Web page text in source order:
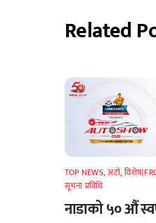
Related
TOP NEWS,अटाे,
सूचना प्रविधि
नाडाको ५० औँ